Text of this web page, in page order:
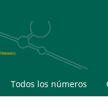
Todos los números